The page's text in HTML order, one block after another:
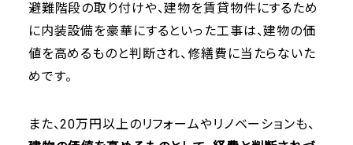
避難階段の取り付けや、建物を賃貸物件にするため
に内装設備を豪華にするといった工事は、建物の価
値を高めるものと判断され、修繕費に当たらないた
めです。
また、20万円以上のリフォームやリノベーションも、